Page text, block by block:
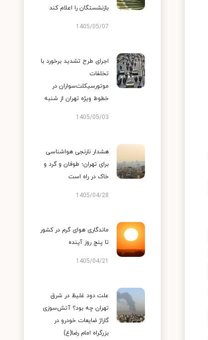
بازنشستگان را اعلام کند
1405/05/07
اجرای طرح تشدید برخورد با
تخلفات
موتورسیکلت‌سواران در
خطوط ویژه تهران از شنبه
1405/05/03
هشدار نارنجی هواشناسی
برای تهران؛ طوفان و گرد و
خاک در راه است
1405/04/28
ماندگاری هوای گرم در کشور
تا پنج روز آینده
1405/04/21
علت دود غلیظ در شرق
تهران چه بود؟ آتش‌سوزی
گاراژ ضایعات خودرو در
بزرگراه امام رضا(ع)